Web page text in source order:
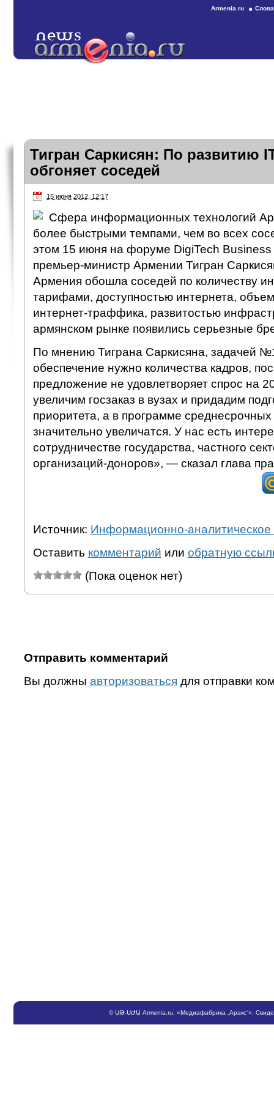
Armenia.ru
Тигран Саркисян: По развитию
обгоняет соседей
15 июня 2012, 12:17
Сфера информационных технологий
более быстрыми темпами, чем во всех
этом 15 июня на форуме DigiTech Business
премьер-министр Армении Тигран
Армения обошла соседей по количеству
тарифами, доступностью интернета,
интернет-траффика, развитостью
армянском рынке появились серьезные
По мнению Тиграна Саркисяна, задачей
обеспечение нужно количества кадров,
предложение не удовлетворяет спрос на
увеличим госзаказ в вузах и придадим
приоритета, а в программе
значительно увеличатся. У нас есть
сотрудничестве государства, частного
организаций-доноров», — сказал глава
Источник: Информационно-аналитическое
Оставить комментарий или обратную
(Пока оценок нет)
Отправить комментарий
Вы должны авторизоваться для отправки
©ՍԹ-ՍԺԱ Armenia.ru , «Медиафабрика „Аракс“».